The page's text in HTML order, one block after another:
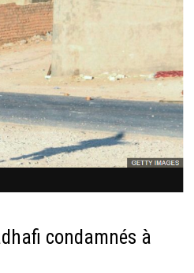
condamnés à